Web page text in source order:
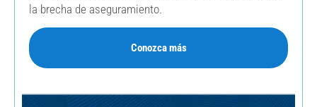
la brecha de aseguramiento.
Conozca más